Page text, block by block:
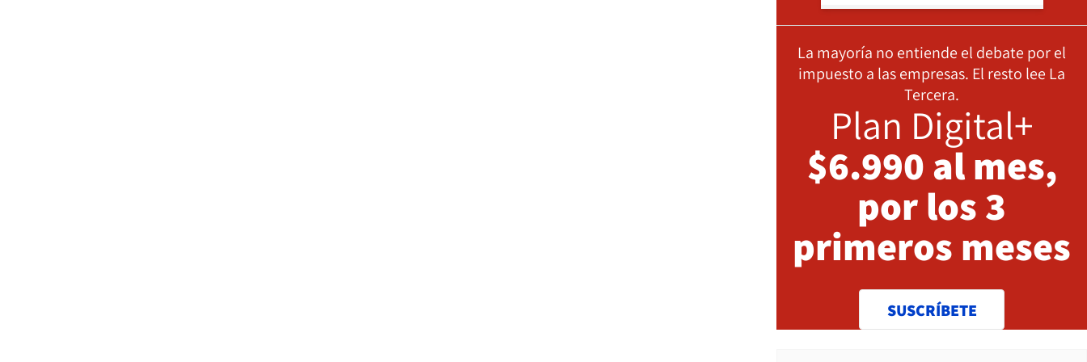
La mayoría no entiende el debate por el
impuesto a las empresas. El resto lee La
Tercera.
Plan Digital+
$6.990 al mes,
por los 3
primeros meses
SUSCRÍBETE